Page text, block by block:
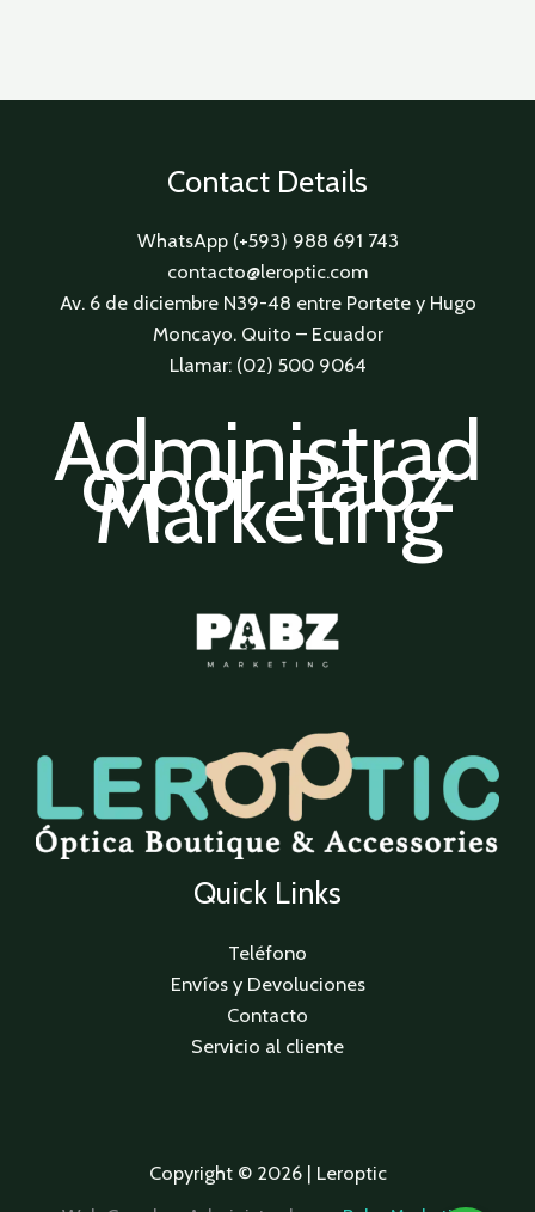
Contact Details
WhatsApp (+593) 988 691 743
contacto@leroptic.com
Av. 6 de diciembre N39-48 entre Portete y Hugo
Moncayo. Quito – Ecuador
Llamar: (02) 500 9064
Administrad
o por Pabz
Marketing
Quick Links
Teléfono
Envíos y Devoluciones
Contacto
Servicio al cliente
Copyright © 2026 | Leroptic